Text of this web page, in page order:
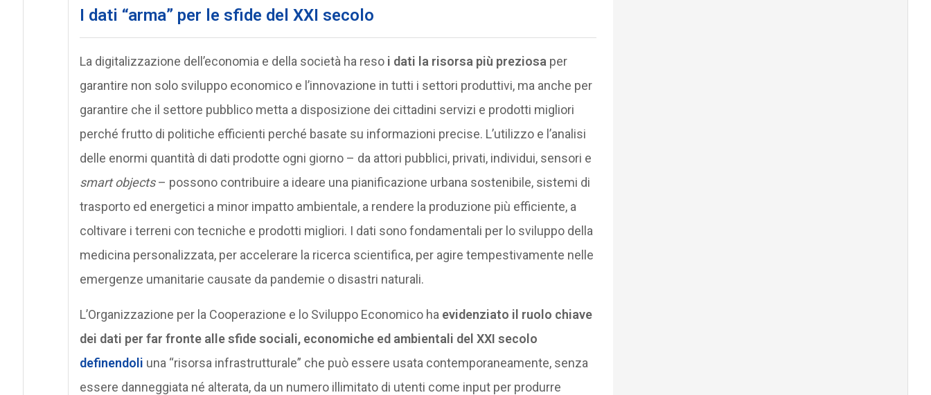
I dati “arma” per le sfide del XXI secolo
La digitalizzazione dell’economia e della società ha resoi dati la risorsa più preziosa per
garantire non solo sviluppo economico e l’innovazione in tutti i settori produttivi, ma anche per
garantire che il settore pubblico metta a disposizione dei cittadini servizi e prodotti migliori
perché frutto di politiche efficienti perché basate su informazioni precise. L’utilizzo e l’analisi
delle enormi quantità di dati prodotte ogni giorno – da attori pubblici, privati, individui, sensori e
smart objects– possono contribuire a ideare una pianificazione urbana sostenibile, sistemi di
trasporto ed energetici a minor impatto ambientale, a rendere la produzione più efficiente, a
coltivare i terreni con tecniche e prodotti migliori. I dati sono fondamentali per lo sviluppo della
medicina personalizzata, per accelerare la ricerca scientifica, per agire tempestivamente nelle
emergenze umanitarie causate da pandemie o disastri naturali.
L’Organizzazione per la Cooperazione e lo Sviluppo Economico ha evidenziato il ruolo chiave
dei dati per far fronte alle sfide sociali, economiche ed ambientali del XXI secolo
definendoli una “risorsa infrastrutturale” che può essere usata contemporaneamente, senza
essere danneggiata né alterata, da un numero illimitato di utenti come input per produrre